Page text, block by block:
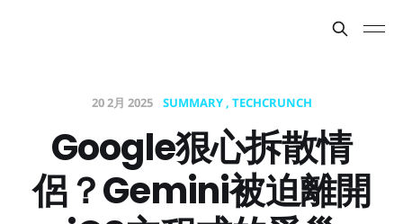
20 2月 2025 SUMMARY TECHCRUNCH
Google狠心拆散情
侶？Gemini被迫離開